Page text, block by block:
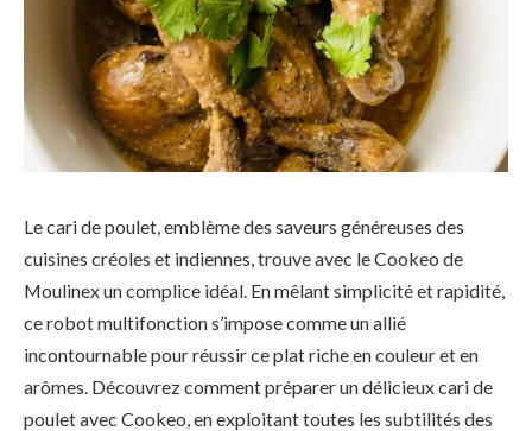
Le cari de poulet, emblème des saveurs généreuses des
cuisines créoles et indiennes, trouve avec le Cookeo de
Moulinex un complice idéal. En mêlant simplicité et rapidité,
ce robot multifonction s’impose comme un allié
incontournable pour réussir ce plat riche en couleur et en
arômes. Découvrez comment préparer un délicieux cari de
poulet avec Cookeo, en exploitant toutes les subtilités des